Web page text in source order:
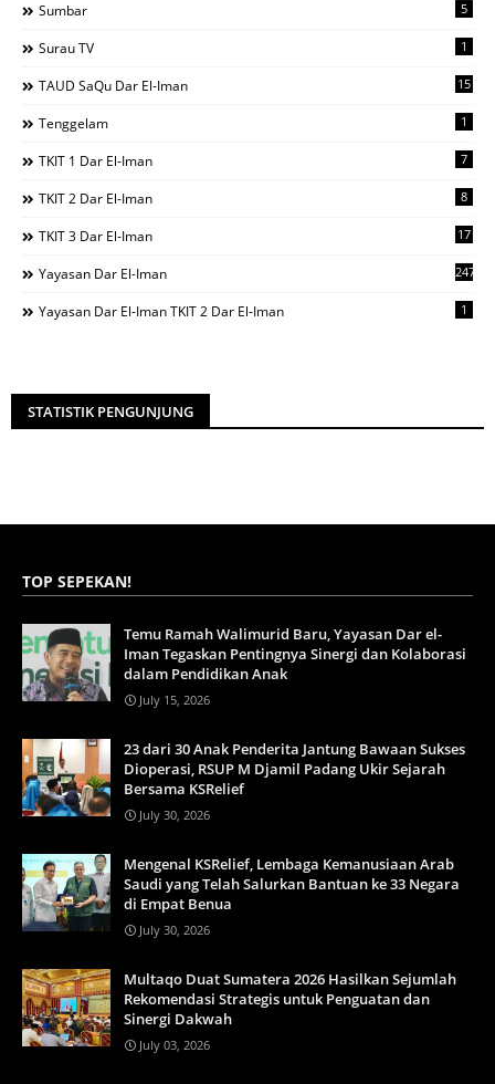
Sumbar 5
Surau TV 1
TAUD SaQu Dar El-Iman 15
Tenggelam 1
TKIT 1 Dar El-Iman 7
TKIT 2 Dar El-Iman 8
TKIT 3 Dar El-Iman 17
Yayasan Dar El-Iman 247
Yayasan Dar El-Iman TKIT 2 Dar El-Iman 1
STATISTIK PENGUNJUNG
TOP SEPEKAN!
Temu Ramah Walimurid Baru, Yayasan Dar el-
Iman Tegaskan Pentingnya Sinergi dan Kolaborasi
dalam Pendidikan Anak
July 15, 2026
23 dari 30 Anak Penderita Jantung Bawaan Sukses
Dioperasi, RSUP M Djamil Padang Ukir Sejarah
Bersama KSRelief
July 30, 2026
Mengenal KSRelief, Lembaga Kemanusiaan Arab
Saudi yang Telah Salurkan Bantuan ke 33 Negara
di Empat Benua
July 30, 2026
Multaqo Duat Sumatera 2026 Hasilkan Sejumlah
Rekomendasi Strategis untuk Penguatan dan
Sinergi Dakwah
July 03, 2026